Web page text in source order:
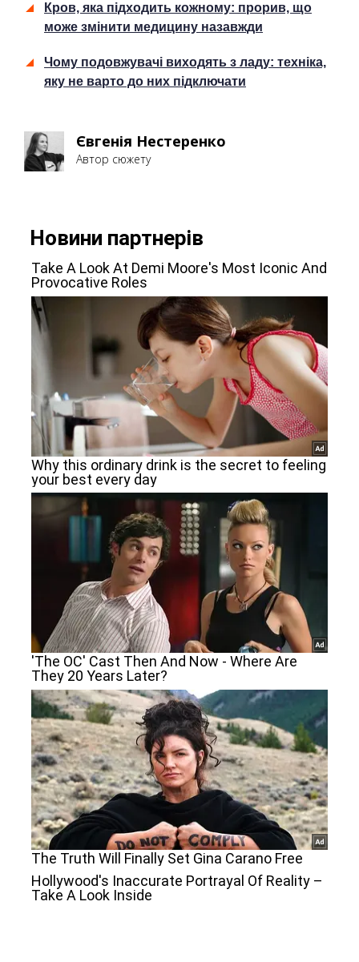
Кров, яка підходить кожному: прорив, що
може змінити медицину назавжди
Чому подовжувачі виходять з ладу: техніка,
яку не варто до них підключати
Євгенія Нестеренко
Автор сюжету